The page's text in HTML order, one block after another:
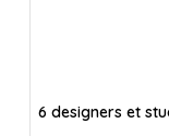
6 designers et